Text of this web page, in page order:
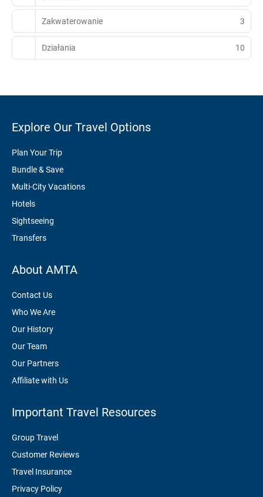
Zakwaterowanie 3
Działania 10
Explore Our Travel Options
Plan Your Trip
Bundle & Save
Multi-City Vacations
Hotels
Sightseeing
Transfers
About AMTA
Contact Us
Who We Are
Our History
Our Team
Our Partners
Affiliate with Us
Important Travel Resources
Group Travel
Customer Reviews
Travel Insurance
Privacy Policy